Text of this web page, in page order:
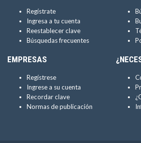
Regístrate
Ingresa a tu cuenta
Reestablecer clave
Búsquedas frecuentes
EMPRESAS
Regístrese
Ingrese a su cuenta
Recordar clave
Normas de publicación